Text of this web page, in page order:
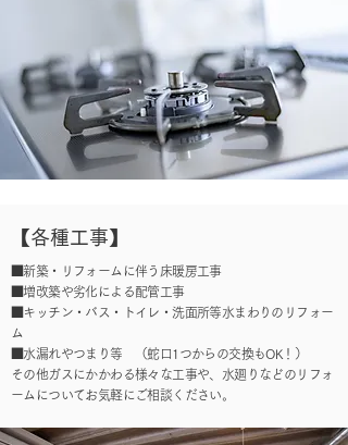
【各種工事】
■新築・リフォームに伴う床暖房工事
■増改築や劣化による配管工事
■キッチン・バス・トイレ・洗面所等水まわりのリフォー
ム
■水漏れやつまり等 （蛇口1つからの交換もOK！）
その他ガスにかかわる様々な工事や、水廻りなどのリフォ
ームについてお気軽にご相談ください。